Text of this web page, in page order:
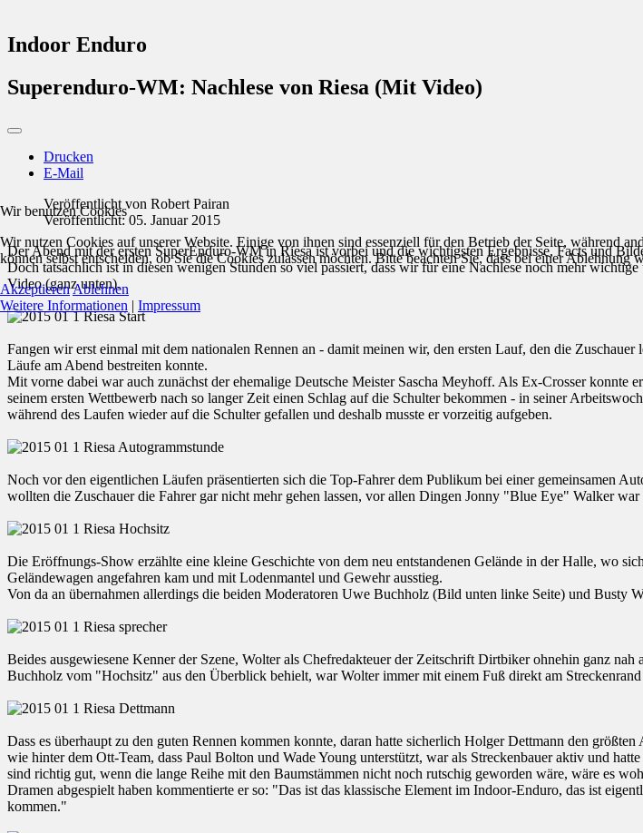
Indoor Enduro
Superenduro-WM: Nachlese von Riesa (Mit Video)
Drucken
E-Mail
Veröffentlicht von Robert Pairan
Veröffentlicht: 05. Januar 2015
Der Abend mit der ersten SuperEnduro-WM in Riesa ist vorbei und die wichtigsten Ergebnisse, Facts und
Doch tatsächlich ist in diesen wenigen Stunden so viel passiert, dass wir für eine Nachlese noch mehr
Video (ganz unten).
Fangen wir erst einmal mit dem nationalen Rennen an - damit meinen wir, den ersten Lauf, den die
Läufe am Abend bestreiten konnte.
Mit vorne dabei war auch zunächst der ehemalige Deutsche Meister Sascha Meyhoff. Als Ex-Crosser konnte
seinem ersten Wettbewerb nach so langer Zeit einen Schlag auf die Schulter bekommen - in seiner
während des Laufen wieder auf die Schulter gefallen und deshalb musste er vorzeitig aufgeben.
Noch vor den eigentlichen Läufen präsentierten sich die Top-Fahrer dem Publikum bei einer gemeinsamen
wollten die Zuschauer die Fahrer gar nicht mehr gehen lassen, vor allen Dingen Jonny "Blue Eye" Walker
Die Eröffnungs-Show erzählte eine kleine Geschichte von dem neu entstandenen Gelände in der Halle, wo
Geländewagen angefahren kam und mit Lodenmantel und Gewehr ausstieg.
Von da an übernahmen allerdings die beiden Moderatoren Uwe Buchholz (Bild unten linke Seite) und Busty
Beides ausgewiesene Kenner der Szene, Wolter als Chefredakteuer der Zeitschrift Dirtbiker ohnehin ganz
Buchholz vom "Hochsitz" aus den Überblick behielt, war Wolter immer mit einem Fuß direkt am
Dass es überhaupt zu den guten Rennen kommen konnte, daran hatte sicherlich Holger Dettmann den
wie hinter dem Ott-Team, dass Paul Bolton und Wade Young unterstützt, war als Streckenbauer aktiv und
sind richtig gut, wenn die lange Reihe mit den Baumstämmen nicht noch rutschig geworden wäre, wäre es
Dramen abgespielt haben kommentierte er so: "Das ist das klassische Element im Indoor-Enduro, das ist
kommen."
Wir benutzen Cookies
Wir nutzen Cookies auf unserer Website. Einige von ihnen sind essenziell für den Betrieb der Seite, während
können selbst entscheiden, ob Sie die Cookies zulassen möchten. Bitte beachten Sie, dass bei einer
AkzeptierenAblehnen
Weitere Informationen | Impressum